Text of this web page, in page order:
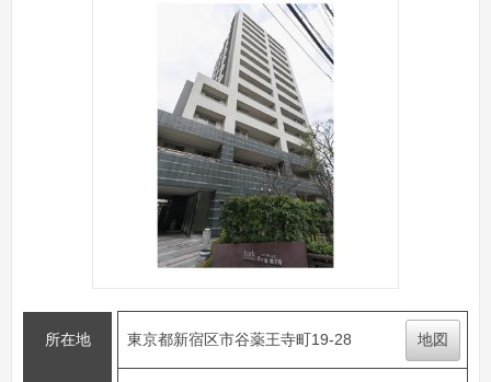
所在地 東京都新宿区市谷薬王寺町19-28 地図